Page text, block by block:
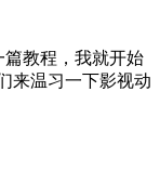
教程，我就开始
来温习一下影视动